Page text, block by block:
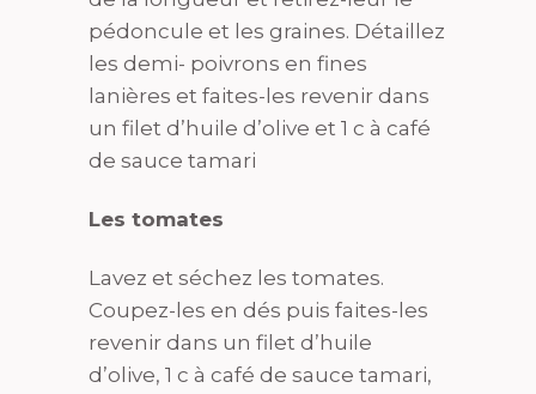
pédoncule et les graines. Détaillez
les demi- poivrons en fines
lanières et faites-les revenir dans
un filet d’huile d’olive et 1 c à café
de sauce tamari
Les tomates
Lavez et séchez les tomates.
Coupez-les en dés puis faites-les
revenir dans un filet d’huile
d’olive, 1 c à café de sauce tamari,